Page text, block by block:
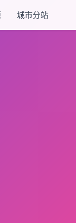
城市分站